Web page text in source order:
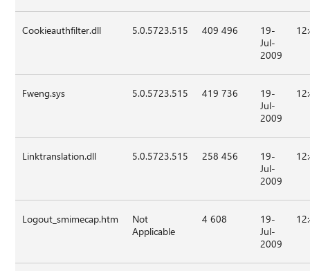
Cookieauthfilter.dll 5.0.5723.515 409 496
19-
Jul-
2009
Fweng.sys 5.0.5723.515 419 736
19-
Jul-
2009
Linktranslation.dll 5.0.5723.515 258 456
19-
Jul-
2009
Logout_smimecap.htm
Not
Applicable
4 608
19-
Jul-
2009